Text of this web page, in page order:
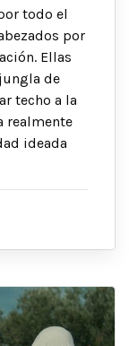
todo el
por
Ellas
de
techo a la
realmente
ideada